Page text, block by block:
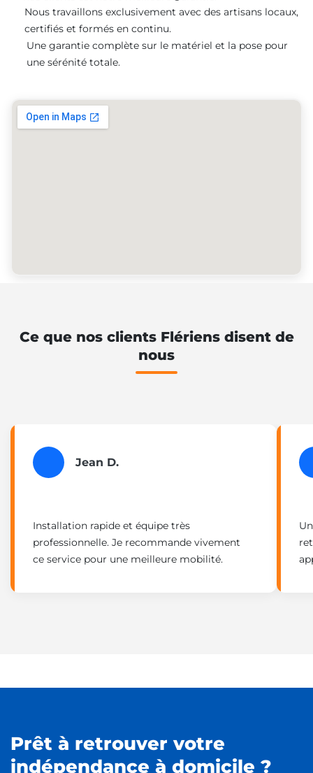
Nous travaillons exclusivement avec des artisans locaux,
certifiés et formés en continu.
Une garantie complète sur le matériel et la pose pour
une sérénité totale.
Ce que nos clients Flériens disent de
nous
Jean D.
Installation rapide et équipe très
professionnelle. Je recommande vivement
ce service pour une meilleure mobilité.
Prêt à retrouver votre
indépendance à domicile ?